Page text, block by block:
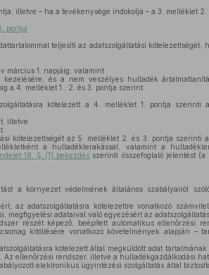
illetve – ha a tevékenysége indokolja – a 3. melléklet 2.
pontja
teljesíti az adatszolgáltatási kötelezettségét,
március 1. napjáig; valamint
és a nem veszélyes hulladék
a 4. melléklet 1., 2. és 3. pontja szerint
kötelezett a 4. melléklet 1. pontja szerinti
illetve
kötelezettségét az 5. melléklet 2. és 3. pontja szerinti
a hulladéklerakással, valamint a
18. § (1) bekezdés szerinti összefoglaló jelentést (a
a környezet védelmének általános szabályairól
az adatszolgáltatásra kötelezettre vonatkozó
adataival való egyezésért az
részét képező, beépített automatikus ellenőrzési
kitöltésére vonatkozó követelmények alapján –
kötelezett által megküldött adat
ellenőrzési rendszer, illetve a hulladékgazdálkodási
elektronikus ügyintézési szolgáltatás által